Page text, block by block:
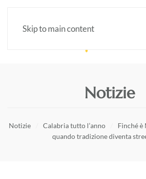
Skip to main content
Notizie
Notizie Calabria tutto l’anno
Finché è
quando tradizione diventa